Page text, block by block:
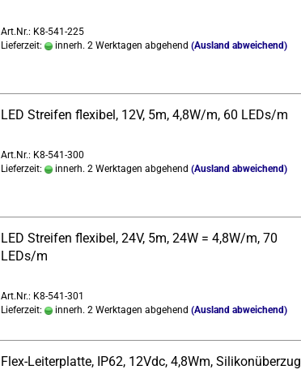
Art.Nr.: K8-541-225
Lieferzeit:
innerh. 2 Werktagen abgehend (Ausland abweichend)
LED Strei­fen fle­xi­bel, 12V, 5m, 4,8W/m, 60 LEDs/m
Art.Nr.: K8-541-300
Lieferzeit:
innerh. 2 Werktagen abgehend (Ausland abweichend)
LED Strei­fen fle­xi­bel, 24V, 5m, 24W = 4,8W/m, 70
LEDs/m
Art.Nr.: K8-541-301
Lieferzeit:
innerh. 2 Werktagen abgehend (Ausland abweichend)
Flex-​Lei­ter­plat­te, IP62, 12Vdc, 4,8Wm, Si­li­kon­über­zug